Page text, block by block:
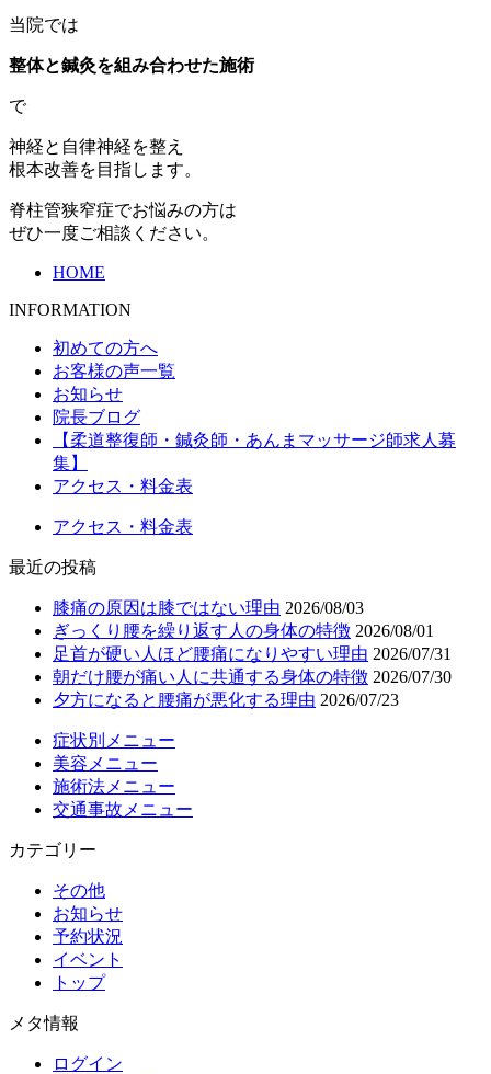
当院では
整体と鍼灸を組み合わせた施術
で
神経と自律神経を整え
根本改善を目指します。
脊柱管狭窄症でお悩みの方は
ぜひ一度ご相談ください。
HOME
INFORMATION
初めての方へ
お客様の声一覧
お知らせ
院長ブログ
【柔道整復師・鍼灸師・あんまマッサージ師求人募
集】
アクセス・料金表
アクセス・料金表
最近の投稿
膝痛の原因は膝ではない理由 2026/08/03
ぎっくり腰を繰り返す人の身体の特徴 2026/08/01
足首が硬い人ほど腰痛になりやすい理由 2026/07/31
朝だけ腰が痛い人に共通する身体の特徴 2026/07/30
夕方になると腰痛が悪化する理由 2026/07/23
症状別メニュー
美容メニュー
施術法メニュー
交通事故メニュー
カテゴリー
その他
お知らせ
予約状況
イベント
トップ
メタ情報
ログイン